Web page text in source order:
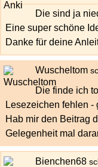
Die sind ja
Eine super schöne
Danke für deine
Wuscheltom
Die finde ich
Lesezeichen fehlen -
Hab mir den Beitrag
Gelegenheit mal
Bienchen68